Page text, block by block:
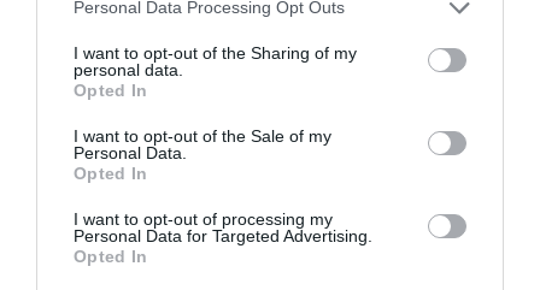
Personal Data Processing Opt Outs
I want to opt-out of the Sharing of my
personal data.
Opted In
I want to opt-out of the Sale of my
Personal Data.
Opted In
I want to opt-out of processing my
Personal Data for Targeted Advertising.
Opted In
antecedente de poliție pentru infracțiuni contra
patrimoniului, în special pentru furt, furt calificat,
înșelăciune, tâlhărie și utilizare frauduloasă a
executarea unei ordonanțe de arestare preventivă
emise de Autoritatea Judiciară din Verona, pentru o
infracțiune similară celei de la Bologna”